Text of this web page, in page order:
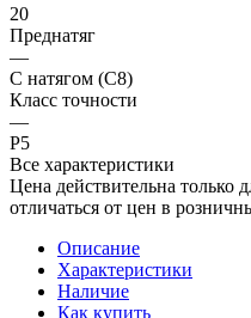
20
Преднатяг
—
С натягом (C8)
Класс точности
—
P5
Все характеристики
Цена действительна только
отличаться от цен в
Описание
Характеристики
Наличие
Как купить